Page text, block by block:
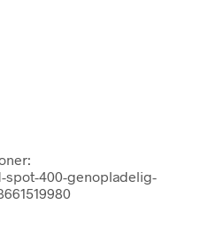
spot-400-genopladelig-